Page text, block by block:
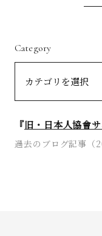
Category
『旧・日本人協會サ
過去のブログ記事（